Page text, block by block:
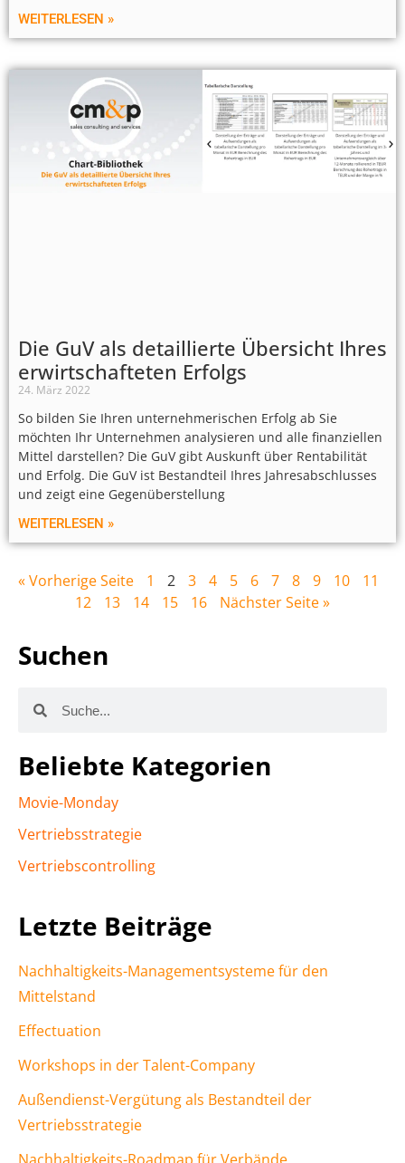
WEITERLESEN »
Die GuV als detaillierte Übersicht Ihres
erwirtschafteten Erfolgs
24. März 2022
So bilden Sie Ihren unternehmerischen Erfolg ab Sie
möchten Ihr Unternehmen analysieren und alle finanziellen
Mittel darstellen? Die GuV gibt Auskunft über Rentabilität
und Erfolg. Die GuV ist Bestandteil Ihres Jahresabschlusses
und zeigt eine Gegenüberstellung
WEITERLESEN »
« Vorherige Seite 1 2 3 4 5 6 7 8 9 10
11
12
13 14 15 16 Nächster Seite »
Suchen
Beliebte Kategorien
Movie-Monday
Vertriebsstrategie
Vertriebscontrolling
Letzte Beiträge
Nachhaltigkeits-Managementsysteme für den
Mittelstand
Effectuation
Workshops in der Talent-Company
Außendienst-Vergütung als Bestandteil der
Vertriebsstrategie